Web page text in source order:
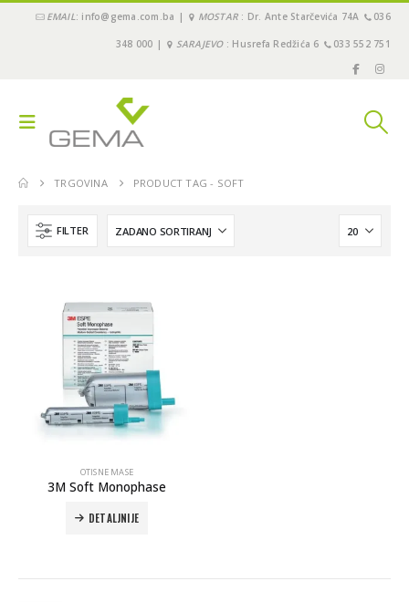
EMAIL: info@gema.com.ba | MOSTAR : Dr. Ante Starčevića 74A 036
348 000 | SARAJEVO: Husrefa Redžića 6 033 552 751
TRGOVINA PRODUCT TAG - SOFT
FILTER
OTISNE MASE
3M Soft Monophase
DETALJNIJE